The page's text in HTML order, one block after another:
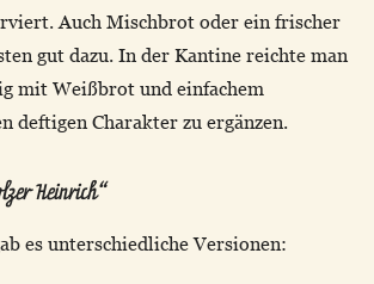
Auch Mischbrot oder ein frischer
gut dazu. In der Kantine reichte man
mit Weißbrot und einfachem
deftigen Charakter zu ergänzen.
Heinrich“
es unterschiedliche Versionen: